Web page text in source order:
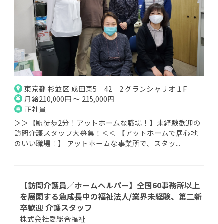
東京都 杉並区 成田東5－42－2 グランシャリオ１F
月給210,000円 ～ 215,000円
正社員
＞＞【駅徒歩2分！アットホームな職場！】未経験歓迎の
訪問介護スタッフ大募集！＜＜ 【アットホームで居心地
のいい職場！】 アットホームな事業所で、スタッ...
【訪問介護員／ホームヘルパー】全国60事務所以上
を展開する急成長中の福祉法人/業界未経験、第二新
卒歓迎 介護スタッフ
株式会社愛総合福祉